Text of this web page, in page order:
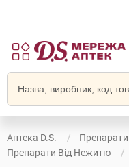
Аптека D.S.
Препарати
Препарати Від Нежитю